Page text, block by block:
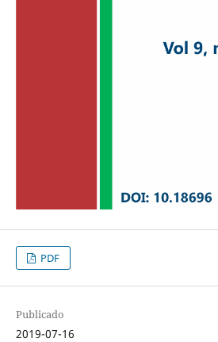
PDF
Publicado
2019-07-16